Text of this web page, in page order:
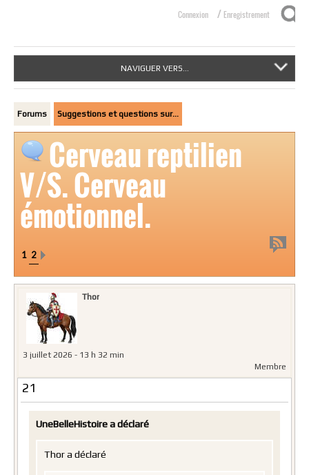
Connexion / Enregistrement
NAVIGUER VERS...
Forums Suggestions et questions sur…
Cerveau reptilien
V/S. Cerveau
émotionnel.
1 2
Thor
3 juillet 2026 - 13 h 32 min
Membre
21
UneBelleHistoire a déclaré
Thor a déclaré